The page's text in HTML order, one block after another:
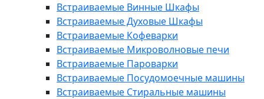
Встраиваемые Винные Шкафы
Встраиваемые Духовые Шкафы
Встраиваемые Кофеварки
Встраиваемые Микроволновые печи
Встраиваемые Пароварки
Встраиваемые Посудомоечные машины
Встраиваемые Стиральные машины